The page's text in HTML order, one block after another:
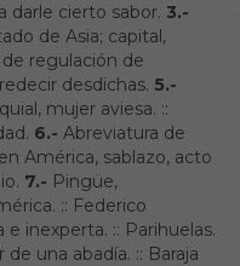
darle cierto sabor. 3.-
de Asia; capital,
regulación de
desdichas. 5.-
mujer aviesa. ::
6.- Abreviatura de
América, sablazo, acto
7.- Pingüe,
:: Federico
e inexperta. :: Parihuelas.
de una abadía. :: Baraja